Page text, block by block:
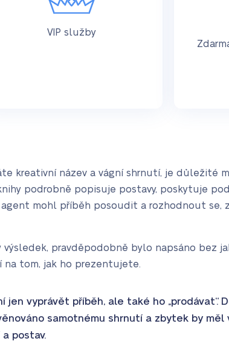
VIP služby
kreativní název a vágní shrnutí, je důležité
podrobně popisuje postavy, poskytuje
mohl příběh posoudit a rozhodnout se,
pravděpodobně bylo napsáno bez
tom, jak ho prezentujete.
vyprávět příběh, ale také ho „prodávat“.
samotnému shrnutí a zbytek by
postav.